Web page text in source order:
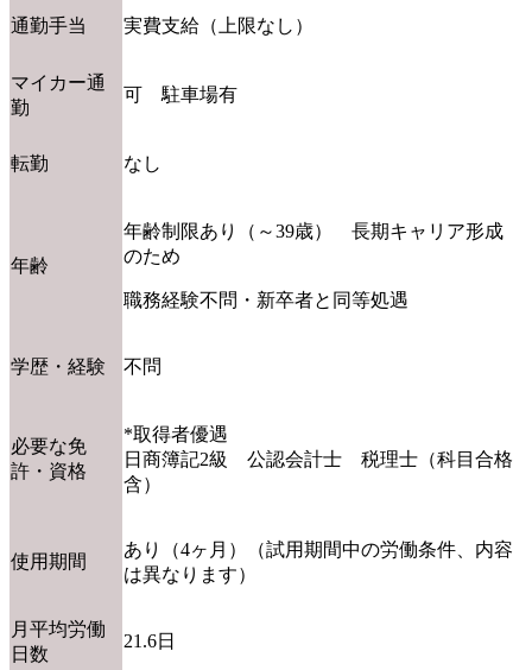
通勤手当 実費支給（上限なし）
マイカー通
勤
可 駐車場有
転勤 なし
年齢
年齢制限あり（～39歳） 長期キャリア形成
のため
職務経験不問・新卒者と同等処遇
学歴・経験 不問
必要な免
許・資格
*取得者優遇
日商簿記2級 公認会計士 税理士（科目合格
含）
使用期間
あり（4ヶ月）（試用期間中の労働条件、内容
は異なります）
月平均労働
日数
21.6日